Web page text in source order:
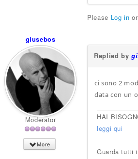
Please Log in
giusebos
Moderator
More
Replied by
ci sono 2
data con un
HAI
leggi qui
Guarda tutti